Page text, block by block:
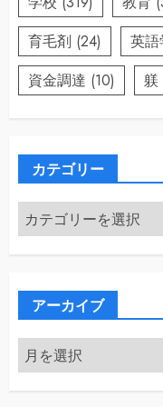
育毛剤 (24) 英語
資金調達 (10) 躾
カテゴリー
カ
テ
ゴ
アーカイブ
ア
ー
カ